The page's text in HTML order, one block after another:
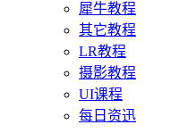
犀牛教程
其它教程
LR教程
摄影教程
UI课程
每日资迅